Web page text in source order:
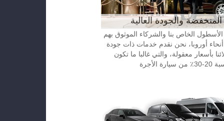
المنخفضة والجودة العالية
الخاص بنا والشركاء الموثوق بهم
أوروبا، نحن نقدم خدمات ذات جودة
بأسعار معقولة، والتي غالبا ما تكون
الأجرة